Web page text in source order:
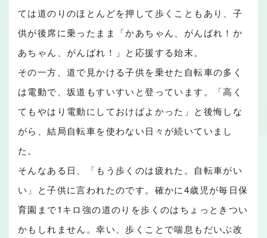
ては道のりのほとんどを押して歩くこともあり、子
供が後席に乗ったまま「かあちゃん、がんばれ！か
あちゃん、がんばれ！」と応援する始末。
その一方、道で見かける子供を乗せた自転車の多く
は電動で、坂道もすいすいと登っています。「高く
てもやはり電動にしておけばよかった」と後悔しな
がら、結局自転車を使わない日々が続いていまし
た。
そんなある日、「もう歩くのは疲れた。自転車がい
い」と子供に言われたのです。確かに4歳児が毎日保
育園まで1キロ強の道のりを歩くのはちょっときつい
かもしれません。幸い、歩くことで喘息もだいぶ改